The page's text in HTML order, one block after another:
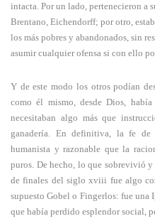
intacta. Por un lado, pertenecieron a
Brentano, Eichendorff; por otro,
los más pobres y abandonados, sin
asumir cualquier ofensa si con ello
Y de este modo los otros podían
como él mismo, desde Dios,
necesitaban algo más que
ganadería. En definitiva, la fe de
humanista y razonable que la
puros. De hecho, lo que sobrevivió
de finales del siglo xviii fue algo
supuesto Gobel o Fingerlos: fue una
que había perdido esplendor social,